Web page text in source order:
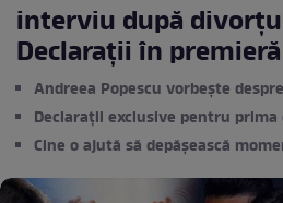
interviu după
Declarații în premieră
Andreea Popescu vorbește
Declarații exclusive pentru
Cine o ajută să depășească